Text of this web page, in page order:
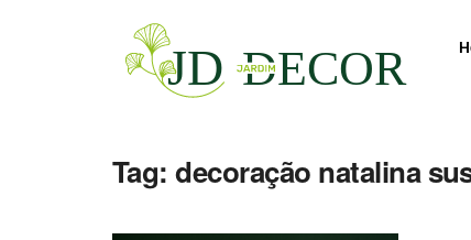
Tag:decoração natalina